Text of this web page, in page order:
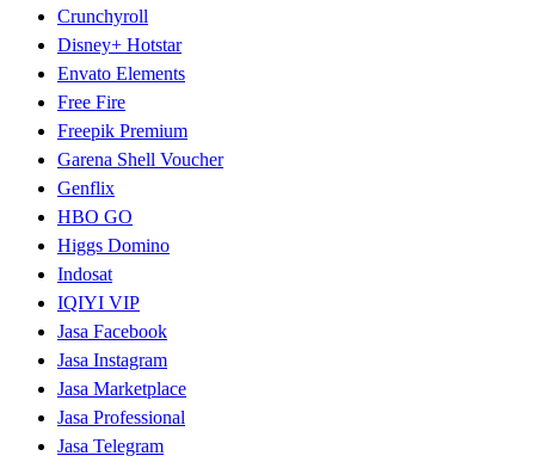
Crunchyroll
Disney+ Hotstar
Envato Elements
Free Fire
Freepik Premium
Garena Shell Voucher
Genflix
HBO GO
Higgs Domino
Indosat
IQIYI VIP
Jasa Facebook
Jasa Instagram
Jasa Marketplace
Jasa Professional
Jasa Telegram